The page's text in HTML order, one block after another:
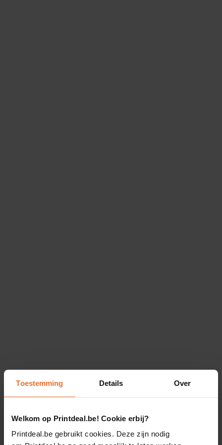
Toestemming Details Over
Welkom op Printdeal.be! Cookie erbij?
Printdeal.be gebruikt cookies. Deze zijn nodig